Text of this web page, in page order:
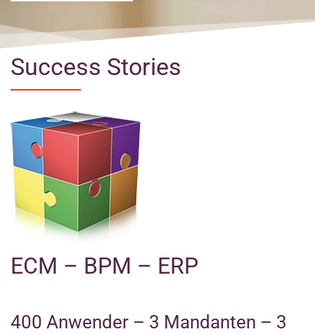
Success Stories
ECM – BPM – ERP
400 Anwender – 3 Mandanten – 3